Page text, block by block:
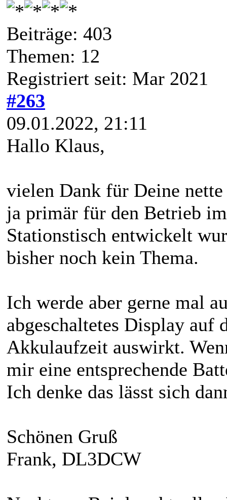
Beiträge: 403
Themen: 12
Registriert seit: Mar 2021
#263
09.01.2022, 21:11
Hallo Klaus,
vielen Dank für Deine
ja primär für den Betrieb
Stationstisch entwickelt
bisher noch kein Thema.
Ich werde aber gerne mal
abgeschaltetes Display auf
Akkulaufzeit auswirkt.
mir eine entsprechende
Ich denke das lässt sich
Schönen Gruß
Frank, DL3DCW